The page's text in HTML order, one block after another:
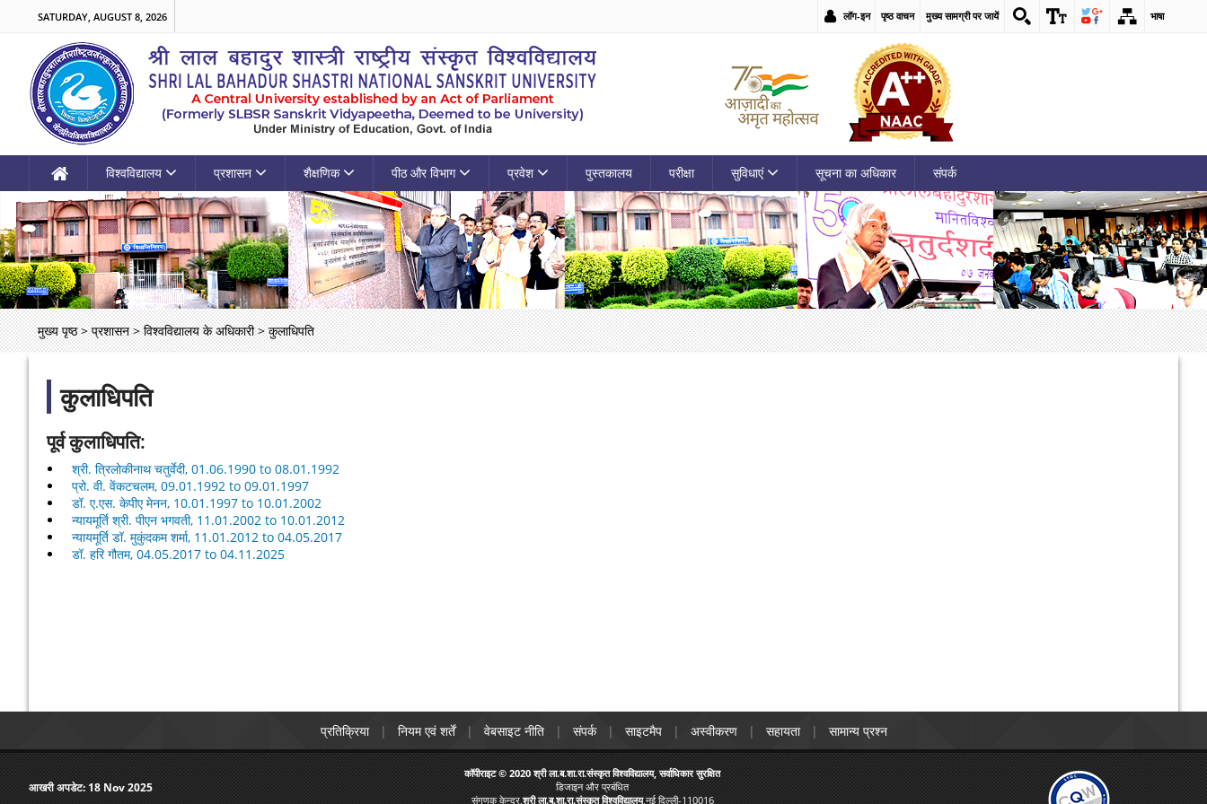
SATURDAY, AUGUST 8, 2026 लॉग-इन पृष्ठ वाचन मुख्य सामग्री पर जायें भाषा
विश्वविद्यालय प्रशासन शैक्षणिक पीठ और विभाग प्रवेश पुस्तकालय परीक्षा सुविधाएं सूचना का अधिकार संपर्क
मुख्य पृष्ठ > प्रशासन > विश्वविद्यालय के अधिकारी > कुलाधिपति
कुलाधिपति
पूर्व कुलाधिपति:
श्री. त्रिलोकीनाथ चतुर्वेदी, 01.06.1990 to 08.01.1992
प्रो. वी. वेंकटचलम, 09.01.1992 to 09.01.1997
डॉ. ए.एस. केपीए मेनन, 10.01.1997 to 10.01.2002
न्यायमूर्ति श्री. पीएन भगवती, 11.01.2002 to 10.01.2012
न्यायमूर्ति डॉ. मुकुंदकम शर्मा, 11.01.2012 to 04.05.2017
डॉ. हरि गौतम, 04.05.2017 to 04.11.2025
प्रतिक्रिया नियम एवं शर्तें वेबसाइट नीति संपर्क साइटमैप अस्वीकरण सहायता सामान्य प्रश्न
कॉपीराइट © 2020 श्री ला.ब.शा.रा.संस्कृत विश्वविद्यालय, सर्वाधिकार सुरक्षित
डिजाइन और प्रबंधित
संगणक केन्द्र,श्री ला.ब.शा.रा.संस्कृत विश्वविद्यालय,नई दिल्ली-110016
आखरी अपडेट:18 Nov 2025